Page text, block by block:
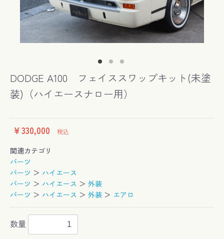
DODGE A100 フェイススワップキット(未塗
装)（ハイエースナロー用）
￥330,000 税込
関連カテゴリ
パーツ
パーツ ＞ ハイエース
パーツ ＞ ハイエース ＞ 外装
パーツ ＞ ハイエース ＞ 外装 ＞ エアロ
数量